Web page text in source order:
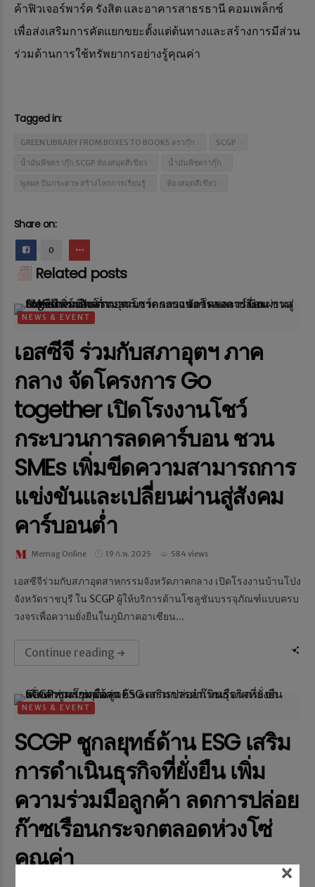
ค้าฟิวเจอร์พาร์ค รังสิต และอาคารสาธรธานี คอมเพล็กซ์
เพื่อส่งเสริมการคัดแยกขยะตั้งแต่ต้นทางและสร้างการมีส่วน
ร่วมด้านการใช้ทรัพยากรอย่างรู้คุณค่า
Tagged in:
GREEN LIBRARY FROM BOXES TO BOOKS ตรากุ๊ก SCGP
น้ำมันพืชตรากุ๊ก SCGP ห้องสมุดสีเขียว น้ำมันพืชตรากุ๊ก
พูลผล ปันกระดาษ สร้างโลกการเรียนรู้ ห้องสมุดสีเขียว
Share on:
0
Related posts
NEWS & EVENT
เอสซีจี ร่วมกับสภาอุตฯ ภาค
กลาง จัดโครงการ Go
together เปิดโรงงานโชว์
กระบวนการลดคาร์บอน ชวน
SMEs เพิ่มขีดความสามารถการ
แข่งขันและเปลี่ยนผ่านสู่สังคม
คาร์บอนต่ำ
Memag Online 19 ก.พ. 2025 584 views
เอสซีจีร่วมกับสภาอุตสาหกรรมจังหวัดภาคกลาง เปิดโรงงานบ้านโป่ง
จังหวัดราชบุรี ใน SCGP ผู้ให้บริการด้านโซลูชันบรรจุภัณฑ์แบบครบ
วงจรเพื่อความยั่งยืนในภูมิภาคอาเซียน...
Continue reading
NEWS & EVENT
SCGP ชูกลยุทธ์ด้าน ESG เสริม
การดำเนินธุรกิจที่ยั่งยืน เพิ่ม
ความร่วมมือลูกค้า ลดการปล่อย
ก๊าซเรือนกระจกตลอดห่วงโซ่
คุณค่า
×